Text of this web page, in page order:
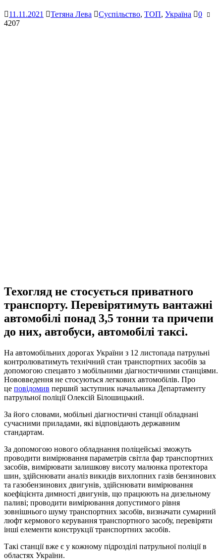
11.11.2021 Тетяна Лева Суспільство, ТОП, Україна
0
4207
Техогляд не стосується приватного
транспорту. Перевірятимуть вантажні
автомобілі понад 3,5 тонни та причепи
до них, автобуси, автомобілі таксі.
На автомобільних дорогах України з 12 листопада патрульні
контролюватимуть технічний стан транспортних засобів за
допомогою спецавто з мобільними діагностичними станціями.
Нововведення не стосуються легкових автомобілів. Про
це повідомив перший заступник начальника Департаменту
патрульної поліції Олексій Білошицький.
За його словами, мобільні діагностичні станції обладнані
сучасними приладами, які відповідають державним
стандартам.
За допомогою нового обладнання поліцейські зможуть
проводити вимірювання параметрів світла фар транспортних
засобів, вимірювати залишкову висоту малюнка протектора
шин, здійснювати аналіз викидів вихлопних газів бензинових
та газобензинових двигунів, здійснювати вимірювання
коефіцієнта димності двигунів, що працюють на дизельному
паливі; проводити вимірювання допустимого рівня
зовнішнього шуму транспортних засобів, визначати сумарний
люфт кермового керування транспортного засобу, перевіряти
інші елементи конструкції транспортних засобів.
Такі станції вже є у кожному підрозділі патрульної поліції в
областях України.